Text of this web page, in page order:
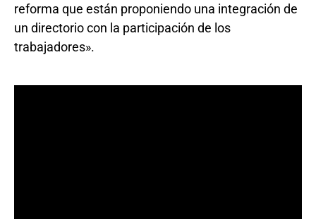
reforma que están proponiendo una integración de
un directorio con la participación de los
trabajadores».